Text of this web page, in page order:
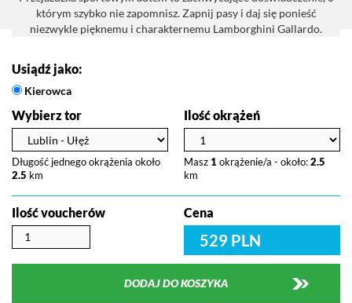
którym szybko nie zapomnisz. Zapnij pasy i daj się ponieść
niezwykle pięknemu i charakternemu Lamborghini Gallardo.
Usiądź jako:
Kierowca
Wybierz tor
Długość jednego okrążenia około
2.5 km
Ilość okrążeń
Masz 1 okrążenie/a - około: 2.5
km
Ilość voucherów Cena
529 PLN
DODAJ DO KOSZYKA